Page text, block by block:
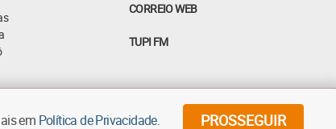
CORREIO WEB
TUPI FM
Diários Associados - Todos os direitos reservados
em Política de Privacidade. PROSSEGUIR